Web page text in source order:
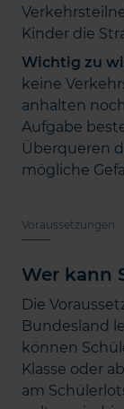
Kinder die
Wichtig zu
keine
anhalten
Aufgabe
Überqueren
mögliche
Voraussetzungen
Wer kann
Die
Bundesland
können
Klasse oder
am